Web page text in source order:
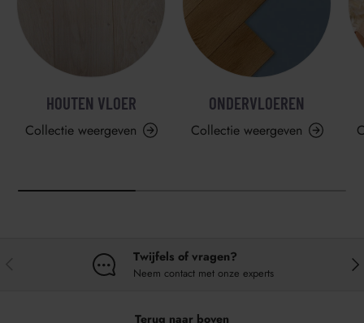
HOUTEN VLOER
Collectie weergeven
ONDERVLOEREN
Collectie weergeven
Twijfels of vragen?
Neem contact met onze experts
Terug naar boven